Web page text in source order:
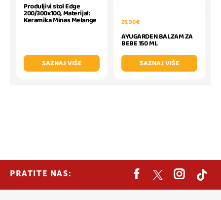
Produljivi stol Edge
200/300x100, Materijal:
Keramika Minas Melange
SAZNAJ VIŠE
26,90 €
AYUGARDEN BALZAM ZA
BEBE 150 ML
SAZNAJ VIŠE
PRATITE NAS: